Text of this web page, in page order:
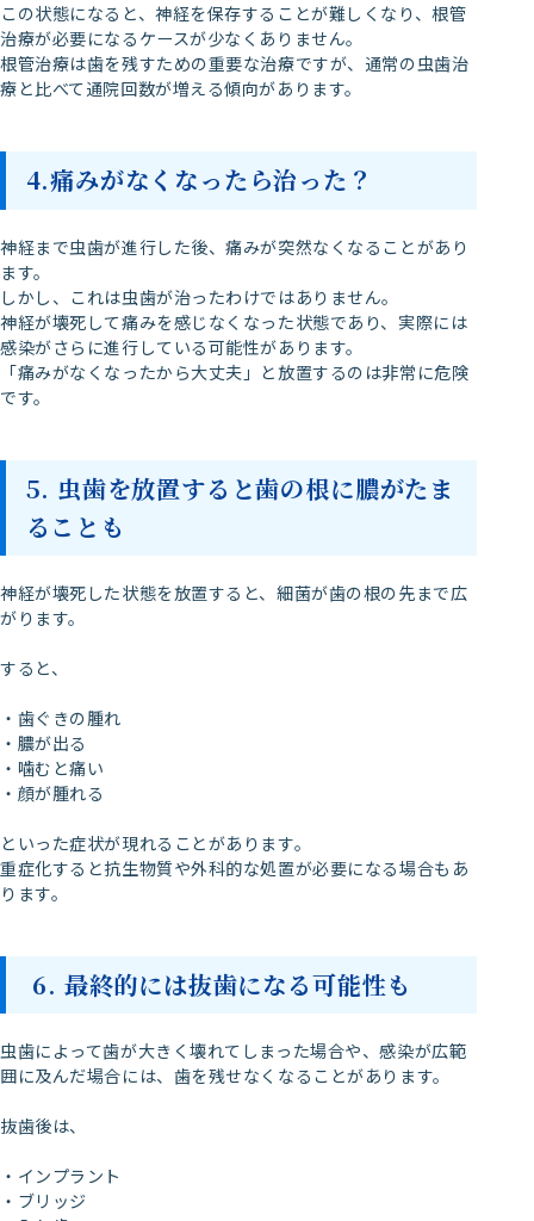
この状態になると、神経を保存することが難しくなり、根管
治療が必要になるケースが少なくありません。
根管治療は歯を残すための重要な治療ですが、通常の虫歯治
療と比べて通院回数が増える傾向があります。
4.痛みがなくなったら治った？
神経まで虫歯が進行した後、痛みが突然なくなることがあり
ます。
しかし、これは虫歯が治ったわけではありません。
神経が壊死して痛みを感じなくなった状態であり、実際には
感染がさらに進行している可能性があります。
「痛みがなくなったから大丈夫」と放置するのは非常に危険
です。
5. 虫歯を放置すると歯の根に膿がたま
ることも
神経が壊死した状態を放置すると、細菌が歯の根の先まで広
がります。
すると、
・歯ぐきの腫れ
・膿が出る
・噛むと痛い
・顔が腫れる
といった症状が現れることがあります。
重症化すると抗生物質や外科的な処置が必要になる場合もあ
ります。
6. 最終的には抜歯になる可能性も
虫歯によって歯が大きく壊れてしまった場合や、感染が広範
囲に及んだ場合には、歯を残せなくなることがあります。
抜歯後は、
・インプラント
・ブリッジ